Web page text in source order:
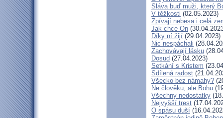
Sláva buď muži, který
V těžkosti (02.05.2023)
Zpívají nebesa i celá
Jak chce On
Díky ní žijí (29.04.2023)
Nic nespáchali
Zachovávají lásku
Dosud (27.04.2023)
Setkání s Kristem
Sdílená radost
Všecko bez námahy?
Ne člověku, ale Bohu
Všechny nedostatky
Nejvyšší trest
O spásu duší